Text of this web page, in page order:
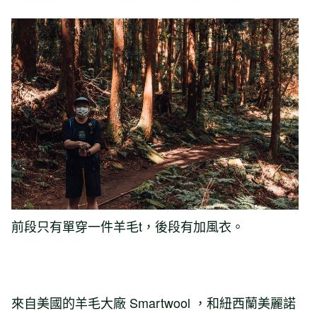
前段只有單穿一件羊毛t，後段有加風衣。
來自美國的羊毛大廠 Smartwool ，和紐西蘭美麗諾